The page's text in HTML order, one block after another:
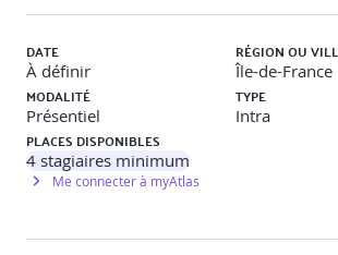
retours d’expérience
Gestion du changement
nature, périmètre et bénéfices
identifier et gérer les parties prenantes
communiquer et influencer
établir des canaux de retour efficaces
DATE
À définir
RÉGION OU
Île-de-France
MODALITÉ
Présentiel
TYPE
Intra
PLACES DISPONIBLES
4 stagiaires minimum
Me connecter à myAtlas